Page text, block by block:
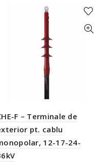
F – Terminale de
pt. cablu
12-17-24-